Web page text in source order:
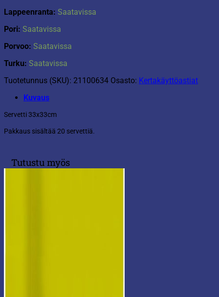
Lappeenranta: Saatavissa
Pori: Saatavissa
Porvoo: Saatavissa
Turku: Saatavissa
Tuotetunnus (SKU): 21100634 Osasto: Kertakäyttöastiat
Kuvaus
Servetti 33x33cm
Pakkaus sisältää 20 servettiä.
Tutustu myös